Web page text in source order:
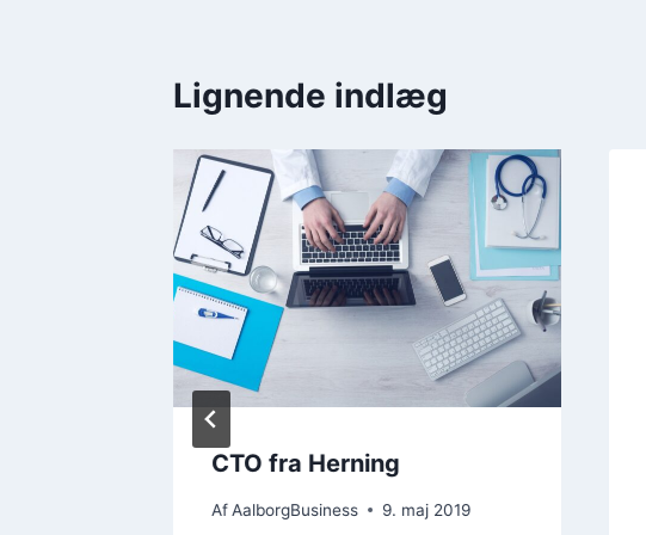
Lignende indlæg
CTO fra Herning
Af AalborgBusiness 9. maj 2019